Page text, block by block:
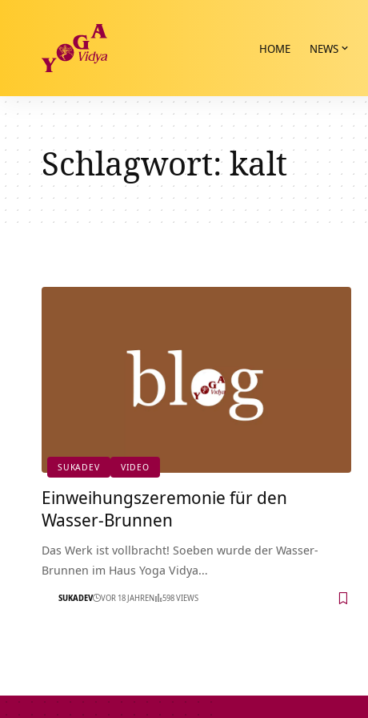
HOME NEWS
Schlagwort:kalt
SUKADEV VIDEO
Einweihungszeremonie für den
Wasser-Brunnen
Das Werk ist vollbracht! Soeben wurde der Wasser-
Brunnen im Haus Yoga Vidya…
SUKADEV VOR 18 JAHREN 598 VIEWS